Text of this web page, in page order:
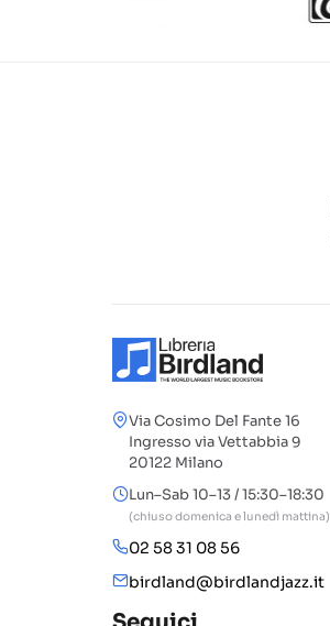
Via Cosimo Del Fante 16
Ingresso via Vettabbia 9
20122 Milano
Lun–Sab 10–13 / 15:30–18:30
(chiuso domenica e lunedì mattina)
02 58 31 08 56
birdland@birdlandjazz.it